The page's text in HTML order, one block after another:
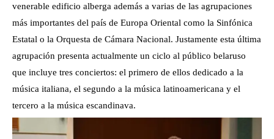
venerable edificio alberga además a varias de las agrupaciones
más importantes del país de Europa Oriental como la Sinfónica
Estatal o la Orquesta de Cámara Nacional. Justamente esta última
agrupación presenta actualmente un ciclo al público belaruso
que incluye tres conciertos: el primero de ellos dedicado a la
música italiana, el segundo a la música latinoamericana y el
tercero a la música escandinava.